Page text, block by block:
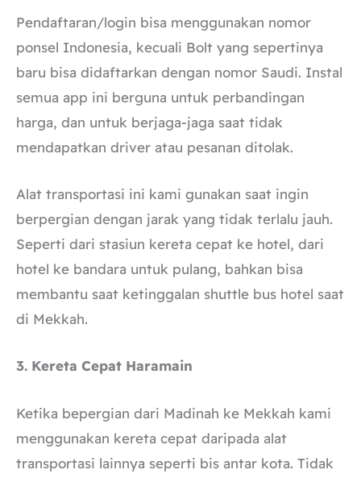
Pendaftaran/login bisa menggunakan nomor
ponsel Indonesia, kecuali Bolt yang sepertinya
baru bisa didaftarkan dengan nomor Saudi. Instal
semua app ini berguna untuk perbandingan
harga, dan untuk berjaga-jaga saat tidak
mendapatkan driver atau pesanan ditolak.
Alat transportasi ini kami gunakan saat ingin
berpergian dengan jarak yang tidak terlalu jauh.
Seperti dari stasiun kereta cepat ke hotel, dari
hotel ke bandara untuk pulang, bahkan bisa
membantu saat ketinggalan shuttle bus hotel saat
di Mekkah.
3. Kereta Cepat Haramain
Ketika bepergian dari Madinah ke Mekkah kami
menggunakan kereta cepat daripada alat
transportasi lainnya seperti bis antar kota. Tidak